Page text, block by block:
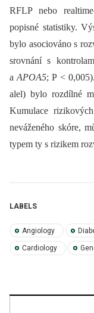
RFLP nebo
popisné statistiky.
bylo asociováno s
srovnání s
a APOA5; P <
alel) bylo rozdílné
Kumulace
neváženého skóre,
typem ty s rizikem
LABELS
Angiology
Cardiology